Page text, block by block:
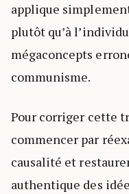
applique
plutôt qu’à
mégaconcepts
communisme.
Pour corriger cette
commencer par
causalité et
authentique des